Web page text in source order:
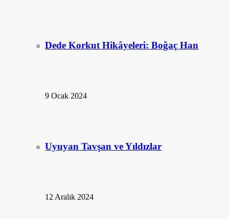
Dede Korkut Hikâyeleri: Boğaç Han
9 Ocak 2024
Uyuyan Tavşan ve Yıldızlar
12 Aralık 2024